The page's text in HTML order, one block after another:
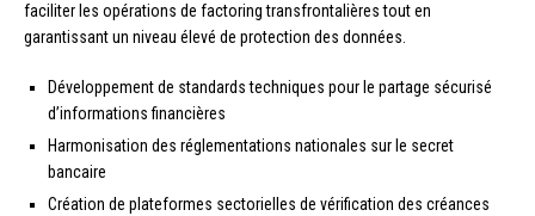
faciliter les opérations de factoring transfrontalières tout en
garantissant un niveau élevé de protection des données.
Développement de standards techniques pour le partage sécurisé
d’informations financières
Harmonisation des réglementations nationales sur le secret
bancaire
Création de plateformes sectorielles de vérification des créances